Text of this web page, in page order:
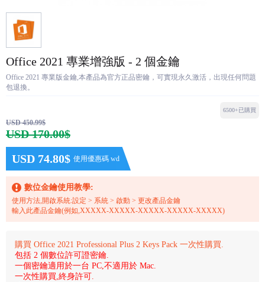
Office 2021 專業增強版 - 2 個金鑰
Office 2021 專業版金鑰,本產品為官方正品密鑰，可實現永久激活，出現任何問題
包退換。
USD 450.99$
USD 170.00$
USD 74.80$ 使用優惠碼 wd
6500+已購買
數位金鑰使用教學:
使用方法,開啟系統:設定 > 系統 > 啟動 > 更改產品金鑰
輸入此產品金鑰(例如,XXXXX-XXXXX-XXXXX-XXXXX-XXXXX)
購買 Office 2021 Professional Plus 2 Keys Pack 一次性購買.
包括 2 個數位許可證密鑰.
一個密鑰適用於一台 PC,不適用於 Mac.
一次性購買,終身許可.